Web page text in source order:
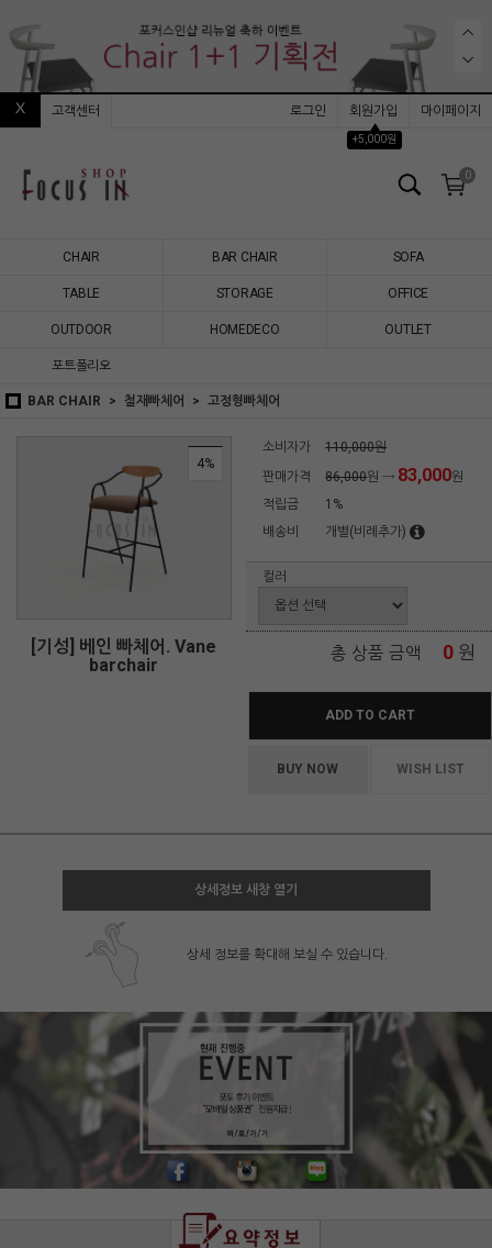
고객센터 로그인
회원가입
▲
+5,000원
마이페이지
0
CHAIR BAR CHAIR SOFA
TABLE STORAGE OFFICE
OUTDOOR HOMEDECO OUTLET
포트폴리오
BAR CHAIR 철재빠체어 고정형빠체어
4%
[기성] 베인 빠체어. Vane
barchair
소비자가
110,000원
판매가격
86,000원 → 83,000원
적립금
1%
배송비
개별(비례추가)
컬러
총 상품 금액 0 원
ADD TO CART
BUY NOW WISH LIST
상세정보 새창 열기
상세 정보를 확대해 보실 수 있습니다.